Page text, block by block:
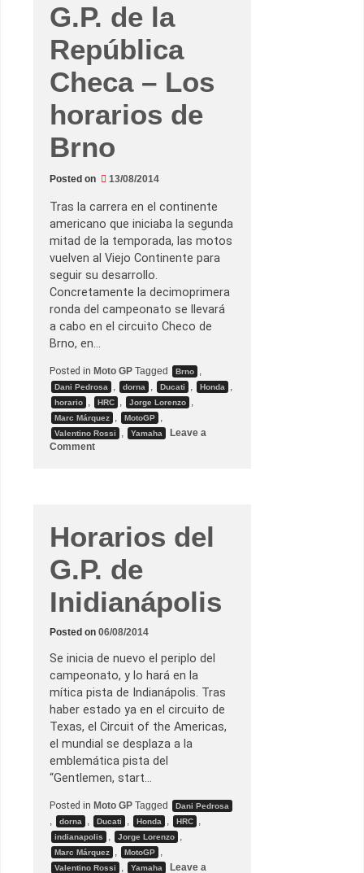
e
d
e
e
d
o
p
a
a
e
a
á
z
G.P. de la
República
Checa – Los
horarios de
Brno
Posted on 13/08/2014
Tras la carrera en el continente
americano que iniciaba la segunda
mitad de la temporada, las motos
vuelven al Viejo Continente para
seguir su desarrollo.
Concretamente la decimoprimera
ronda del campeonato se llevará
a cabo en el circuito Checo de
Brno, en…
Posted in Moto GP Tagged Brno ,
Dani Pedrosa , dorna , Ducati , Honda ,
horario , HRC , Jorge Lorenzo ,
Marc Márquez , MotoGP ,
Valentino Rossi , Yamaha
Leave a
Commento
l
a
R
e
p
ú
b
i
C
h
c
a
–
L
o
s
h
o
a
r
o
s
d
e
Horarios del
G.P. de
Inidianápolis
Posted on 06/08/2014
Se inicia de nuevo el periplo del
campeonato, y lo hará en la
mítica pista de Indianápolis. Tras
haber estado ya en el circuito de
Texas, el Circuit of the Americas,
el mundial se desplaza a la
emblemática pista del
“Gentlemen, start…
Posted in Moto GP Tagged Dani Pedrosa
, dorna , Ducati , Honda , HRC ,
indianapolis , Jorge Lorenzo ,
Marc Márquez , MotoGP ,
Valentino Rossi , Yamaha Leave a